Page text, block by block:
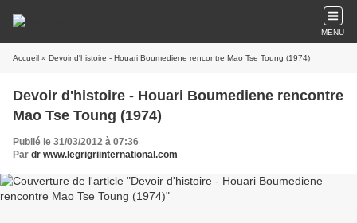
MENU
Accueil » Devoir d'histoire - Houari Boumediene rencontre Mao Tse Toung (1974)
Devoir d'histoire - Houari Boumediene rencontre
Mao Tse Toung (1974)
Publié le 31/03/2012 à 07:36
Par dr www.legrigriinternational.com